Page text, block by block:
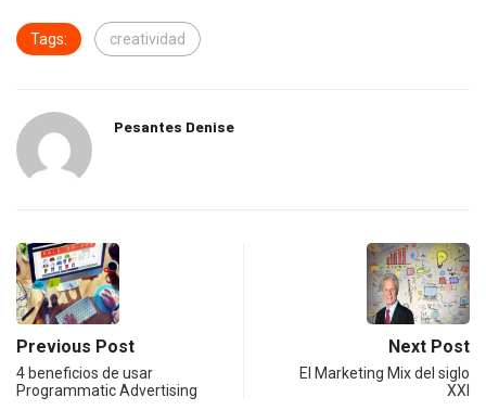
Tags: creatividad
Pesantes Denise
Previous Post
4 beneficios de usar
Programmatic Advertising
Next Post
El Marketing Mix del siglo
XXI